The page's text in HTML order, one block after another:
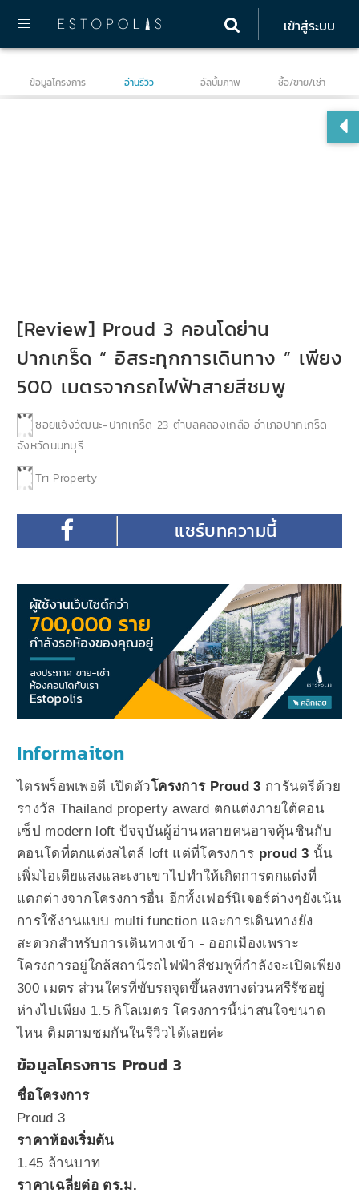
เข้าสู่ระบบ
ข้อมูลโครงการ อ่านรีวิว อัลบั้มภาพ ซื้อ/ขาย/เช่า
[Review] Proud 3 คอนโดย่าน
ปากเกร็ด “ อิสระทุกการเดินทาง ” เพียง
500 เมตรจากรถไฟฟ้าสายสีชมพู
ซอยแจ้งวัฒนะ-ปากเกร็ด 23 ตำบลคลองเกลือ อำเภอปากเกร็ด
จังหวัดนนทบุรี
Tri Property
Informaiton
ไตรพร็อพเพอตี เปิดตัวโครงการ Proud 3 การันตรีด้วย
รางวัล Thailand property award ตกแต่งภายใต้คอน
เซ็ป modern loft ปัจจุบันผู้อ่านหลายคนอาจคุ้นชินกับ
คอนโดที่ตกแต่งสไตล์ loft แต่ที่โครงการ proud 3 นั้น
เพิ่มไอเดียแสงและเงาเขาไปทำให้เกิดการตกแต่งที่
แตกต่างจากโครงการอื่น อีกทั้งเฟอร์นิเจอร์ต่างๆยังเน้น
การใช้งานแบบ multi function และการเดินทางยัง
สะดวกสำหรับการเดินทางเข้า - ออกเมืองเพราะ
โครงการอยู่ใกล้สถานีรถไฟฟ้าสีชมพูที่กำลังจะเปิดเพียง
300 เมตร ส่วนใครที่ขับรถจุดขึ้นลงทางด่วนศรีรัชอยู่
ห่างไปเพียง 1.5 กิโลเมตร โครงการนี้น่าสนใจขนาด
ไหน ติมตามชมกันในรีวิวได้เลยค่ะ
ข้อมูลโครงการ Proud 3
ชื่อโครงการ
Proud 3
ราคาห้องเริ่มต้น
1.45 ล้านบาท
ราคาเฉลี่ยต่อ ตร.ม.